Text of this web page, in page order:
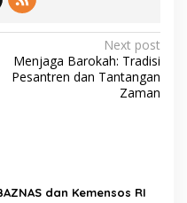
Next post
Menjaga Barokah: Tradisi
Pesantren dan Tantangan
Zaman
dan Kemensos RI